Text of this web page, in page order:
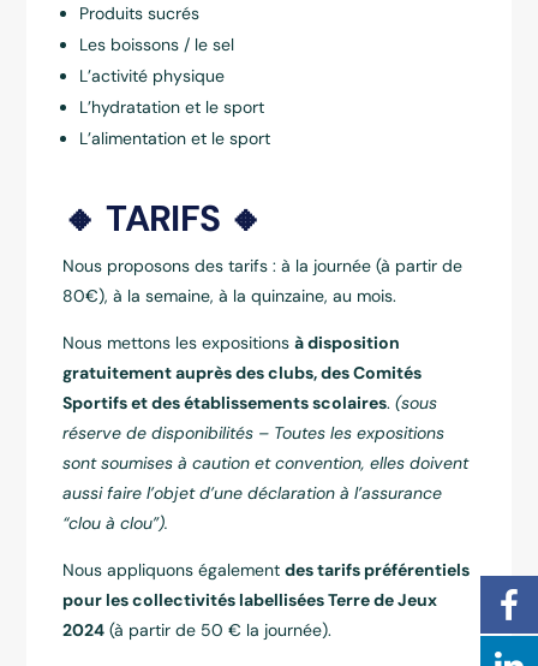
Produits sucrés
Les boissons / le sel
L’activité physique
L’hydratation et le sport
L’alimentation et le sport
🔸 TARIFS 🔸
Nous proposons des tarifs : à la journée (à partir de
80€), à la semaine, à la quinzaine, au mois.
Nous mettons les expositionsà disposition
gratuitement auprès des clubs, des Comités
Sportifs et des établissements scolaires. (sous
réserve de disponibilités – Toutes les expositions
sont soumises à caution et convention, elles doivent
aussi faire l’objet d’une déclaration à l’assurance
“clou à clou”).
Nous appliquons égalementdes tarifs préférentiels
pour les collectivités labellisées Terre de Jeux
2024 (à partir de 50 € la journée).